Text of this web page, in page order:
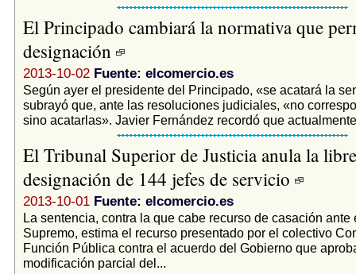
El Principado cambiará la normativa que
designación
2013-10-02 Fuente: elcomercio.es
Según ayer el presidente del Principado, «se acatará la
subrayó que, ante las resoluciones judiciales, «no
sino acatarlas». Javier Fernández recordó que
El Tribunal Superior de Justicia anula la libre
designación de 144 jefes de servicio
2013-10-01 Fuente: elcomercio.es
La sentencia, contra la que cabe recurso de casación ante
Supremo, estima el recurso presentado por el colectivo
Función Pública contra el acuerdo del Gobierno que
modificación parcial del...